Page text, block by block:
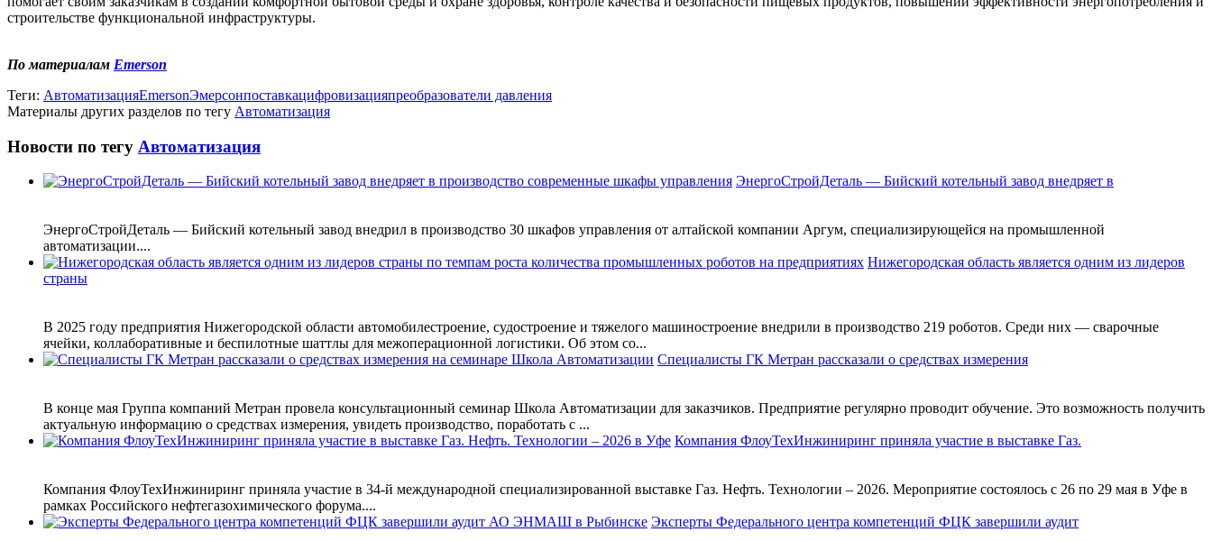
строительстве функциональной инфраструктуры.
По материалам Emerson
Теги: АвтоматизацияEmersonЭмерсонпоставкацифровизацияпреобразователи давления
Материалы других разделов по тегу Автоматизация
Новости по тегу Автоматизация
ЭнергоСтройДеталь — Бийский котельный завод внедряет в
ЭнергоСтройДеталь — Бийский котельный завод внедрил в производство 30 шкафов управления от алтайской компании Аргум, специализирующейся на промышленной
автоматизации....
Нижегородская область является одним из лидеров
страны
В 2025 году предприятия Нижегородской области автомобилестроение, судостроение и тяжелого машиностроение внедрили в производство 219 роботов. Среди них — сварочные
ячейки, коллаборативные и беспилотные шаттлы для межоперационной логистики. Об этом со...
Специалисты ГК Метран рассказали о средствах измерения
В конце мая Группа компаний Метран провела консультационный семинар Школа Автоматизации для заказчиков. Предприятие регулярно проводит обучение. Это возможность получить
актуальную информацию о средствах измерения, увидеть производство, поработать с ...
Компания ФлоуТехИнжиниринг приняла участие в выставке Газ.
Компания ФлоуТехИнжиниринг приняла участие в 34-й международной специализированной выставке Газ. Нефть. Технологии – 2026. Мероприятие состоялось с 26 по 29 мая в Уфе в
рамках Российского нефтегазохимического форума....
Эксперты Федерального центра компетенций ФЦК завершили аудит